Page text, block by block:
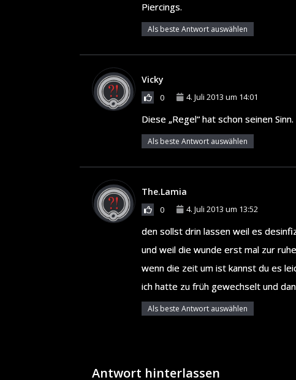
Piercings.
Als beste Antwort auswählen
Vicky
0 4. Juli 2013 um 14:01
Diese „Regel“ hat schon seinen
Als beste Antwort auswählen
The.Lamia
0 4. Juli 2013 um 13:52
den sollst drin lassen weil es
und weil die wunde erst mal zur
wenn die zeit um ist kannst du es
ich hatte zu früh gewechselt und
Als beste Antwort auswählen
Antwort hinterlassen